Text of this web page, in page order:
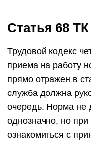
Статья 68
Трудовой кодекс
приема на работу
прямо отражен в
служба должна
очередь. Норма не
однозначно, но
ознакомиться с